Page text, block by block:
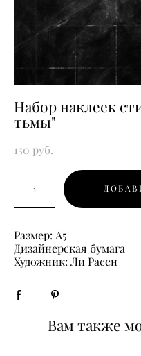
Набор наклеек
тьмы"
150 pуб.
Размер: А5
Дизайнерская бумага
Художник: Ли Расен
Вам также